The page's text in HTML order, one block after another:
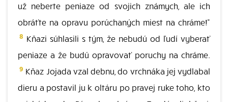
už neberte peniaze od svojich známych, ale ich
obráťte na opravu porúchaných miest na chráme!"
8 Kňazi súhlasili s tým, že nebudú od ľudí vyberať
peniaze a že budú opravovať poruchy na chráme.
9 Kňaz Jojada vzal debnu, do vrchnáka jej vydlabal
dieru a postavil ju k oltáru po pravej ruke toho, kto